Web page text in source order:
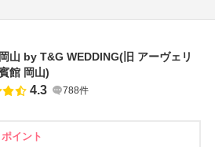
山 by T&G WEDDING(旧 アーヴェリ
館 岡山)
4.3 788件
イント